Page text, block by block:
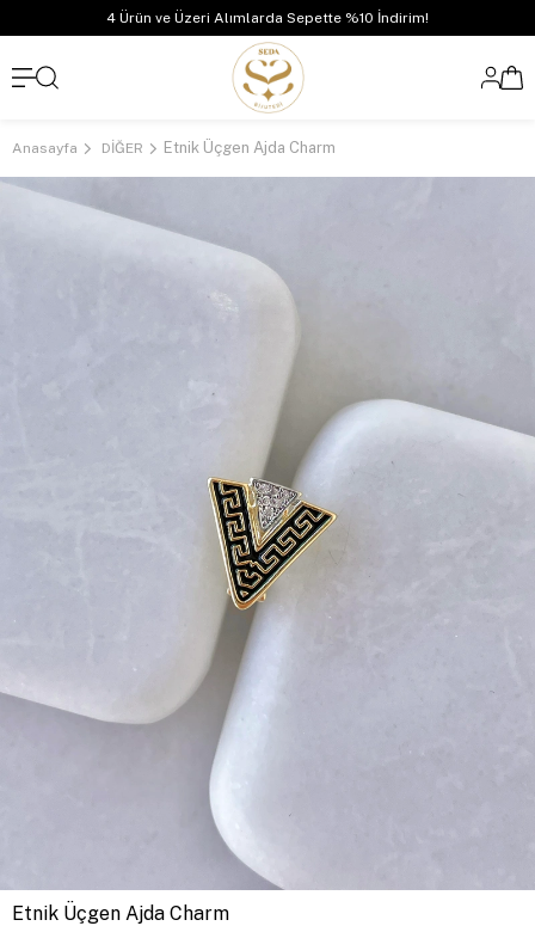
4 Ürün ve Üzeri Alımlarda Sepette %10 İndirim!
Anasayfa DİĞER Etnik Üçgen Ajda Charm
Etnik Üçgen Ajda Charm